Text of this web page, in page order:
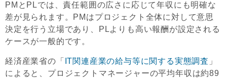
PMとPLでは、責任範囲の広さに応じて年収にも明確な
差が見られます。PMはプロジェクト全体に対して意思
決定を行う立場であり、PLよりも高い報酬が設定される
ケースが一般的です。
経済産業省の「 IT関連産業の給与等に関する実態調査 」
によると、プロジェクトマネージャーの平均年収は約89